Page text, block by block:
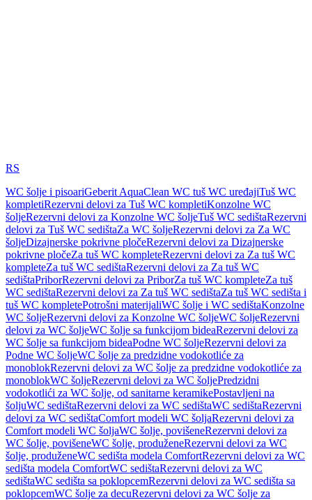
RS
WC šolje i pisoariGeberit AquaClean WC tuš WC uređajiTuš WC
kompletiRezervni delovi za Tuš WC kompletiKonzolne WC
šoljeRezervni delovi za Konzolne WC šoljeTuš WC sedištaRezervni
delovi za Tuš WC sedištaZa WC šoljeRezervni delovi za Za WC
šoljeDizajnerske pokrivne pločeRezervni delovi za Dizajnerske
pokrivne pločeZa tuš WC kompleteRezervni delovi za Za tuš WC
kompleteZa tuš WC sedištaRezervni delovi za Za tuš WC
sedištaPriborRezervni delovi za PriborZa tuš WC kompleteZa tuš
WC sedištaRezervni delovi za Za tuš WC sedištaZa tuš WC sedišta i
tuš WC kompletePotrošni materijaliWC šolje i WC sedištaKonzolne
WC šoljeRezervni delovi za Konzolne WC šoljeWC šoljeRezervni
delovi za WC šoljeWC šolje sa funkcijom bideaRezervni delovi za
WC šolje sa funkcijom bideaPodne WC šoljeRezervni delovi za
Podne WC šoljeWC šolje za predzidne vodokotliće za
monoblokRezervni delovi za WC šolje za predzidne vodokotliće za
monoblokWC šoljeRezervni delovi za WC šoljePredzidni
vodokotlići za WC šolje, od sanitarne keramikePostavljeni na
šoljuWC sedištaRezervni delovi za WC sedištaWC sedištaRezervni
delovi za WC sedištaComfort modeli WC šoljaRezervni delovi za
Comfort modeli WC šoljaWC šolje, povišeneRezervni delovi za
WC šolje, povišeneWC šolje, produženeRezervni delovi za WC
šolje, produženeWC sedišta modela ComfortRezervni delovi za WC
sedišta modela ComfortWC sedištaRezervni delovi za WC
sedištaWC sedišta sa poklopcemRezervni delovi za WC sedišta sa
poklopcemWC šolje za decuRezervni delovi za WC šolje za